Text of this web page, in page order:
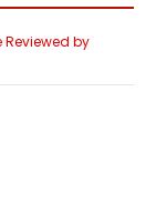
Reviewed by